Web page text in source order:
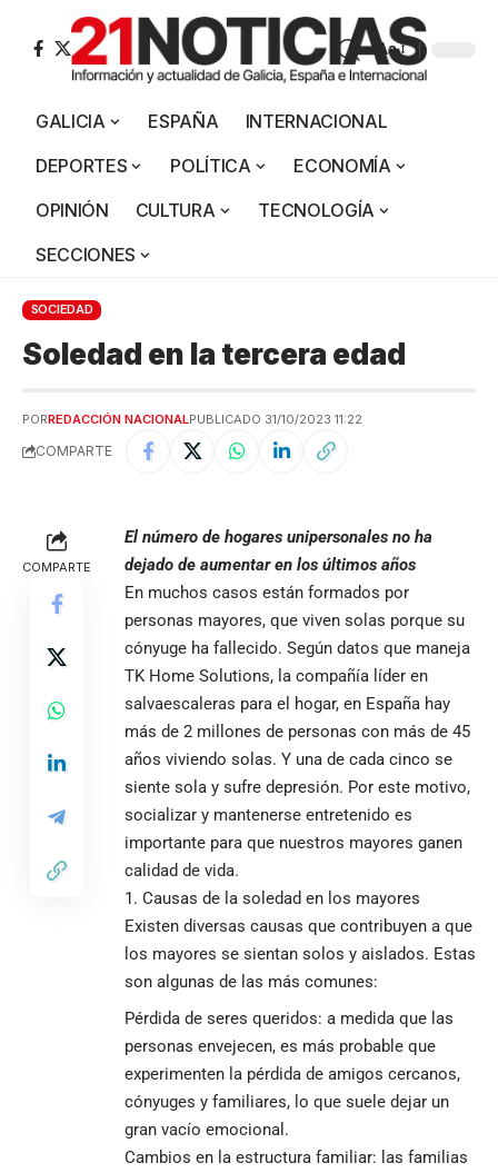
Aa
GALICIA ESPAÑA
INTERNACIONAL
DEPORTES
POLÍTICA
ECONOMÍA
OPINIÓN
CULTURA
TECNOLOGÍA
SECCIONES
SOCIEDAD
Soledad en la tercera edad
PORREDACCIÓN NACIONALPUBLICADO 31/10/2023 11:22
COMPARTE
COMPARTE
El número de hogares unipersonales no ha
dejado de aumentar en los últimos años
En muchos casos están formados por
personas mayores, que viven solas porque su
cónyuge ha fallecido. Según datos que maneja
TK Home Solutions, la compañía líder en
salvaescaleras para el hogar, en España hay
más de 2 millones de personas con más de 45
años viviendo solas. Y una de cada cinco se
siente sola y sufre depresión. Por este motivo,
socializar y mantenerse entretenido es
importante para que nuestros mayores ganen
calidad de vida.
Causas de la soledad en los mayores
Existen diversas causas que contribuyen a que
los mayores se sientan solos y aislados. Estas
son algunas de las más comunes:
Pérdida de seres queridos: a medida que las
personas envejecen, es más probable que
experimenten la pérdida de amigos cercanos,
cónyuges y familiares, lo que suele dejar un
gran vacío emocional.
Cambios en la estructura familiar: las familias